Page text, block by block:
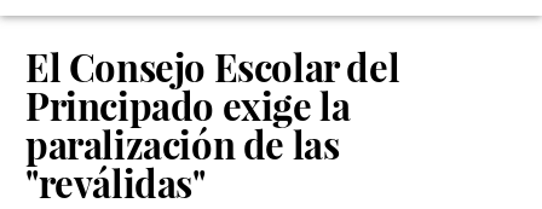
El Consejo Escolar del
Principado exige la
paralización de las
"reválidas"